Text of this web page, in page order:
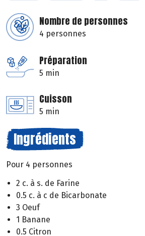
Nombre de personnes
4 personnes
Préparation
5 min
Cuisson
5 min
Ingrédients
Pour 4 personnes
2 c. à s. de Farine
0.5 c. à c de Bicarbonate
3 Oeuf
1 Banane
0.5 Citron